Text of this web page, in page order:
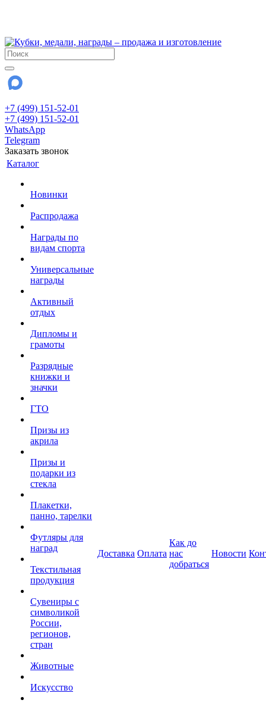
+7 (499) 151-52-01
+7 (499) 151-52-01
WhatsApp
Telegram
Заказать звонок
Каталог
Новинки
Распродажа
Награды по
видам спорта
Универсальные
награды
Активный
отдых
Дипломы и
грамоты
Разрядные
книжки и
значки
ГТО
Призы из
акрила
Призы и
подарки из
стекла
Плакетки,
панно, тарелки
Футляры для
наград
Текстильная
продукция
Сувениры с
символикой
России,
регионов,
стран
Животные
Искусство
Доставка Оплата
Как до
нас
добраться
Новости